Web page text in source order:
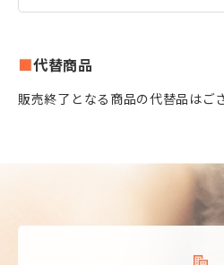
代替商品
販売終了となる商品の代替品はご